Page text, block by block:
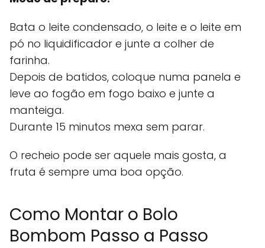
Bata o leite condensado, o leite e o leite em
pó no liquidificador e junte a colher de
farinha.
Depois de batidos, coloque numa panela e
leve ao fogão em fogo baixo e junte a
manteiga.
Durante 15 minutos mexa sem parar.
O recheio pode ser aquele mais gosta, a
fruta é sempre uma boa opção.
Como Montar o Bolo
Bombom Passo a Passo